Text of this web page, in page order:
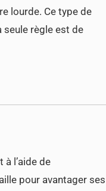
lourde. Ce type de
seule règle est de
l’aide de
pour avantager ses